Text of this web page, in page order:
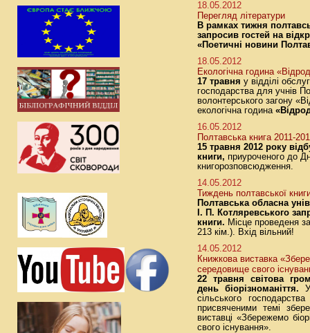
18.05.2012
Перегляд літератури
В рамках тижня
запросив гостей на
«Поетичні новини
18.05.2012
Екологічна година
17 травня у відділі
господарства для учнів
волонтерського загону
екологічна година
16.05.2012
Полтавська книга 2011-
15 травня 2012 року
книги, приуроченого до
книгорозповсюдження.
14.05.2012
Тиждень полтавської
Полтавська обласна
І. П. Котляревського
книги. Місце проведеня
213 кім.). Вхід вільний!
14.05.2012
Книжкова виставка
середовище свого
22 травня світова
день біорізноманіття. У
сільського
присвяченими темі
виставці «Збережемо
свого існування».